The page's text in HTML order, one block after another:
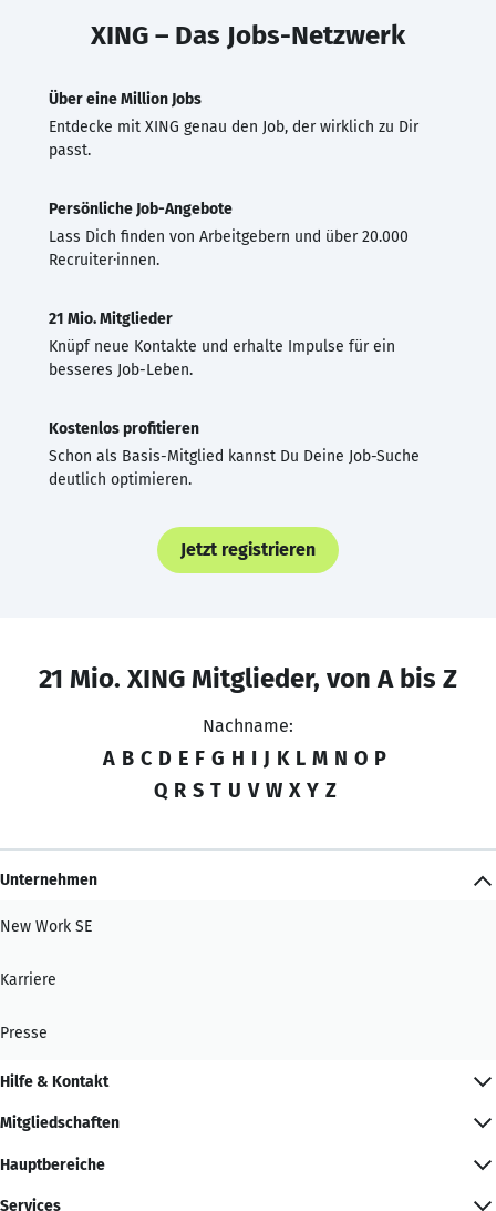
XING – Das Jobs-Netzwerk
Über eine Million Jobs
Entdecke mit XING genau den Job, der wirklich zu Dir
passt.
Persönliche Job-Angebote
Lass Dich finden von Arbeitgebern und über 20.000
Recruiter·innen.
21 Mio. Mitglieder
Knüpf neue Kontakte und erhalte Impulse für ein
besseres Job-Leben.
Kostenlos profitieren
Schon als Basis-Mitglied kannst Du Deine Job-Suche
deutlich optimieren.
Jetzt registrieren
21 Mio. XING Mitglieder, von A bis Z
Nachname:
A B C D E F G H I J K L M N O P
Q R S T U V W X Y Z
Unternehmen
New Work SE
Karriere
Presse
Hilfe & Kontakt
Mitgliedschaften
Hauptbereiche
Services